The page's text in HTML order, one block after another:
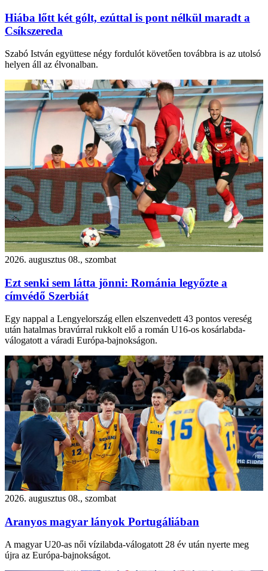
Hiába lőtt két gólt, ezúttal is pont nélkül maradt a
Csíkszereda
Szabó István együttese négy fordulót követően továbbra is az utolsó
helyen áll az élvonalban.
2026. augusztus 08., szombat
Ezt senki sem látta jönni: Románia legyőzte a
címvédő Szerbiát
Egy nappal a Lengyelország ellen elszenvedett 43 pontos vereség
után hatalmas bravúrral rukkolt elő a román U16-os kosárlabda-
válogatott a váradi Európa-bajnokságon.
2026. augusztus 08., szombat
Aranyos magyar lányok Portugáliában
A magyar U20-as női vízilabda-válogatott 28 év után nyerte meg
újra az Európa-bajnokságot.